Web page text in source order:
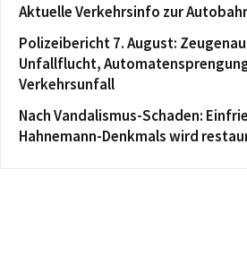
Aktuelle Verkehrsinfo zur
Polizeibericht 7. August:
Unfallflucht,
Verkehrsunfall
Nach Vandalismus-Schaden:
Hahnemann-Denkmals wird